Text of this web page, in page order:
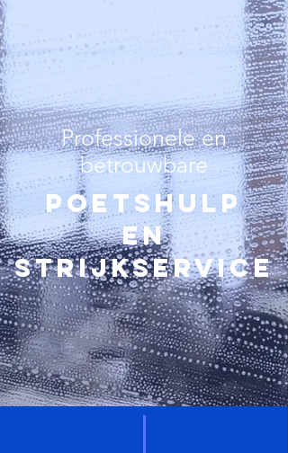
Professionele en
betrouwbare
POETSHULP
en
strijkservice